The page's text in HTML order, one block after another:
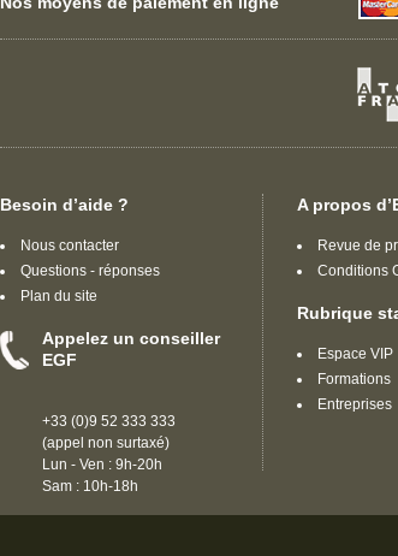
Besoin d’aide ?
Nous contacter
Questions - réponses
Plan du site
Appelez un conseiller
EGF
+33 (0)9 52 333 333
(appel non surtaxé)
Lun - Ven : 9h-20h
Sam : 10h-18h
A propos
Revue de
Conditions
Rubrique
Espace VIP
Formations
Entreprises